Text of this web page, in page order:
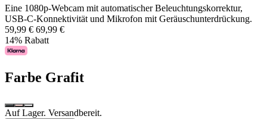
Eine 1080p-Webcam mit automatischer Beleuchtungskorrektur,
USB-C-Konnektivität und Mikrofon mit Geräuschunterdrückung.
59,99 € 69,99 €
14% Rabatt
Farbe Grafit
Auf Lager. Versandbereit.